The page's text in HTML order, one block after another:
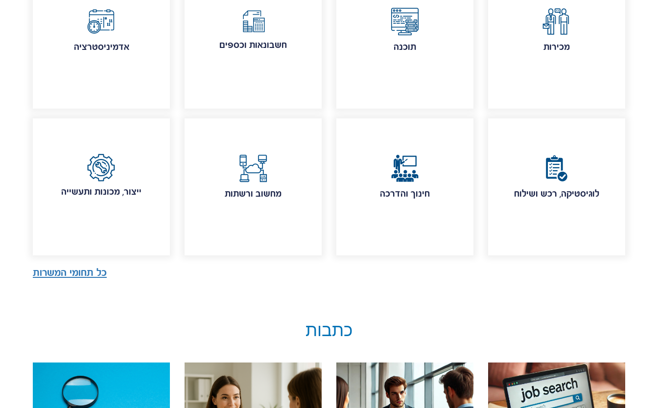
אדמיניסטרציה חשבונאות וכספים תוכנה מכירות
ייצור, מכונות ותעשייה מחשוב ורשתות חינוך והדרכה לוגיסטיקה, רכש ושילוח
כל תחומי המשרות
כתבות